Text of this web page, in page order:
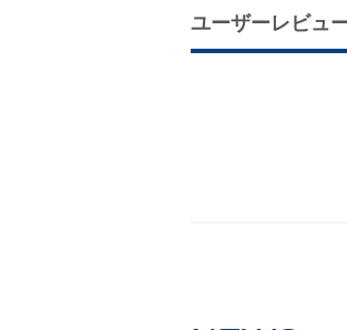
ユーザーレビュ